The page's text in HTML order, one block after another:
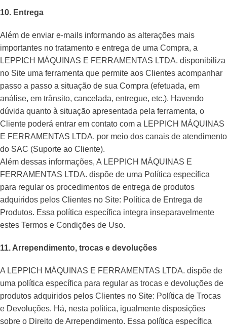
10. Entrega
Além de enviar e-mails informando as alterações mais
importantes no tratamento e entrega de uma Compra, a
LEPPICH MÁQUINAS E FERRAMENTAS LTDA. disponibiliza
no Site uma ferramenta que permite aos Clientes acompanhar
passo a passo a situação de sua Compra (efetuada, em
análise, em trânsito, cancelada, entregue, etc.). Havendo
dúvida quanto à situação apresentada pela ferramenta, o
Cliente poderá entrar em contato com a LEPPICH MÁQUINAS
E FERRAMENTAS LTDA. por meio dos canais de atendimento
do SAC (Suporte ao Cliente).
Além dessas informações, A LEPPICH MÁQUINAS E
FERRAMENTAS LTDA. dispõe de uma Política específica
para regular os procedimentos de entrega de produtos
adquiridos pelos Clientes no Site: Política de Entrega de
Produtos. Essa política específica integra inseparavelmente
estes Termos e Condições de Uso.
11. Arrependimento, trocas e devoluções
A LEPPICH MÁQUINAS E FERRAMENTAS LTDA. dispõe de
uma política específica para regular as trocas e devoluções de
produtos adquiridos pelos Clientes no Site: Política de Trocas
e Devoluções. Há, nesta política, igualmente disposições
sobre o Direito de Arrependimento. Essa política específica